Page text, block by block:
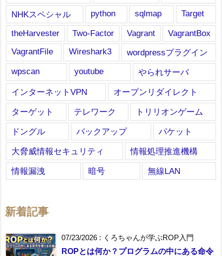
NHKスペシャル python sqlmap
Target
theHarvester
Two-Factor Vagrant
VagrantBox
VagrantFile
Wireshark3
wordpressプラグイン
wpscan
youtube
やられサーバ
インターネットVPN
オープンリダイレクト
ターゲット
テレワーク
トリリオンゲーム
ドングル
バックアップ
パケット
大脅威情報セキュリティ
情報処理推進機構
情報漏洩
暗号 無線LAN
新着記事
07/23/2026 : くろちゃんが学ぶROP入門
ROPとは何か？プログラムの中にある命令